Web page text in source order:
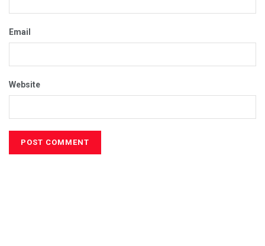
Email
Website